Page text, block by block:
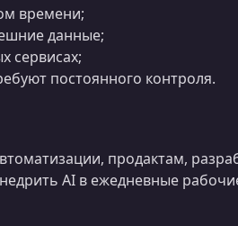
времени;
данные;
сервисах;
постоянного контроля.
продактам,
AI в ежедневные